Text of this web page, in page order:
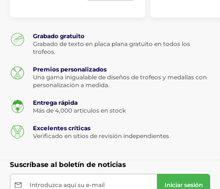
Grabado gratuito
Grabado de texto en placa plana gratuito en todos los
trofeos.
Premios personalizados
Una gama inigualable de diseños de trofeos y medallas con
personalización a medida.
Entrega rápida
Más de 4,000 artículos en stock
Excelentes críticas
Verificado en sitios de revisión independientes
Suscríbase al boletín de noticias
Introduzca aquí su e-mail Iniciar sesión